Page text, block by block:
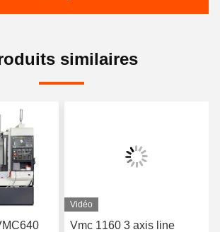
similaires
Vidéo
Vmc 1160 3 axis line